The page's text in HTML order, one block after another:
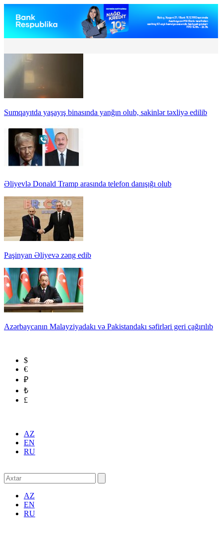
Sumqayıtda yaşayış binasında yanğın olub, sakinlər təxliyə edilib
Əliyevlə Donald Tramp arasında telefon danışığı olub
Paşinyan Əliyevə zəng edib
Azərbaycanın Malayziyadakı və Pakistandakı səfirləri geri çağırılıb
$
€
₽
₺
£
AZ
EN
RU
AZ
EN
RU